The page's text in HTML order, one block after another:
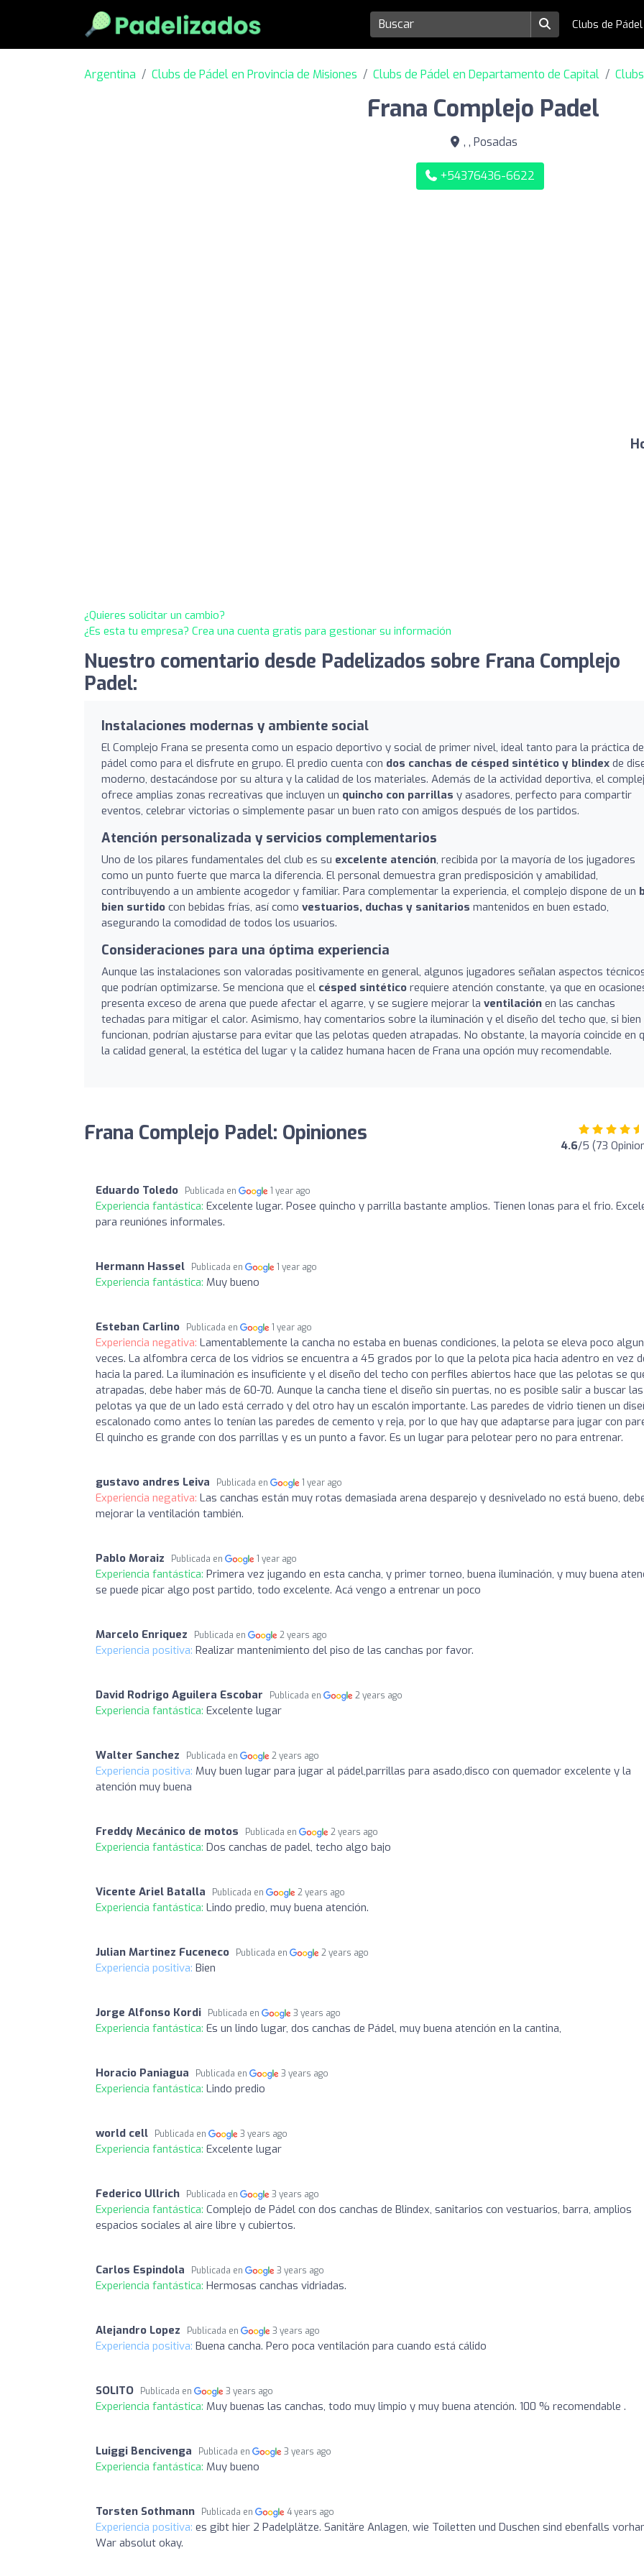
Clubs de Pádel
Argentina Clubs de Pádel en Provincia de Misiones Clubs de Pádel en Departamento de Capital
Frana Complejo Padel
, , Posadas
+54376436-6622
¿Quieres solicitar un cambio?
¿Es esta tu empresa? Crea una cuenta gratis para gestionar su información
Nuestro comentario desde Padelizados sobre Frana Complejo
Padel:
Instalaciones modernas y ambiente social
El Complejo Frana se presenta como un espacio deportivo y social de primer nivel, ideal tanto para la práctica
pádel como para el disfrute en grupo. El predio cuenta con dos canchas de césped sintético y blindex de
moderno, destacándose por su altura y la calidad de los materiales. Además de la actividad deportiva, el
ofrece amplias zonas recreativas que incluyen un quincho con parrillas y asadores, perfecto para compartir
eventos, celebrar victorias o simplemente pasar un buen rato con amigos después de los partidos.
Atención personalizada y servicios complementarios
Uno de los pilares fundamentales del club es su excelente atención, recibida por la mayoría de los jugadores
como un punto fuerte que marca la diferencia. El personal demuestra gran predisposición y amabilidad,
contribuyendo a un ambiente acogedor y familiar. Para complementar la experiencia, el complejo dispone de un
bien surtido con bebidas frías, así como vestuarios, duchas y sanitarios mantenidos en buen estado,
asegurando la comodidad de todos los usuarios.
Consideraciones para una óptima experiencia
Aunque las instalaciones son valoradas positivamente en general, algunos jugadores señalan aspectos
que podrían optimizarse. Se menciona que el césped sintético requiere atención constante, ya que en
presenta exceso de arena que puede afectar el agarre, y se sugiere mejorar la ventilación en las canchas
techadas para mitigar el calor. Asimismo, hay comentarios sobre la iluminación y el diseño del techo que, si bien
funcionan, podrían ajustarse para evitar que las pelotas queden atrapadas. No obstante, la mayoría coincide en
la calidad general, la estética del lugar y la calidez humana hacen de Frana una opción muy recomendable.
Frana Complejo Padel: Opiniones 4.6/5 (73
Eduardo Toledo Publicada en 1 year ago
Experiencia fantástica: Excelente lugar. Posee quincho y parrilla bastante amplios. Tienen lonas para el frio.
para reuniónes informales.
Hermann Hassel Publicada en 1 year ago
Experiencia fantástica: Muy bueno
Esteban Carlino Publicada en 1 year ago
Experiencia negativa: Lamentablemente la cancha no estaba en buenas condiciones, la pelota se eleva poco
veces. La alfombra cerca de los vidrios se encuentra a 45 grados por lo que la pelota pica hacia adentro en vez
hacia la pared. La iluminación es insuficiente y el diseño del techo con perfiles abiertos hace que las pelotas se
atrapadas, debe haber más de 60-70. Aunque la cancha tiene el diseño sin puertas, no es posible salir a buscar las
pelotas ya que de un lado está cerrado y del otro hay un escalón importante. Las paredes de vidrio tienen un
escalonado como antes lo tenían las paredes de cemento y reja, por lo que hay que adaptarse para jugar con
El quincho es grande con dos parrillas y es un punto a favor. Es un lugar para pelotear pero no para entrenar.
gustavo andres Leiva Publicada en 1 year ago
Experiencia negativa: Las canchas están muy rotas demasiada arena desparejo y desnivelado no está bueno,
mejorar la ventilación también.
Pablo Moraiz Publicada en 1 year ago
Experiencia fantástica: Primera vez jugando en esta cancha, y primer torneo, buena iluminación, y muy buena
se puede picar algo post partido, todo excelente. Acá vengo a entrenar un poco
Marcelo Enriquez Publicada en 2 years ago
Experiencia positiva: Realizar mantenimiento del piso de las canchas por favor.
David Rodrigo Aguilera Escobar Publicada en 2 years ago
Experiencia fantástica: Excelente lugar
Walter Sanchez Publicada en 2 years ago
Experiencia positiva: Muy buen lugar para jugar al pádel,parrillas para asado,disco con quemador excelente y la
atención muy buena
Freddy Mecánico de motos Publicada en 2 years ago
Experiencia fantástica: Dos canchas de padel, techo algo bajo
Vicente Ariel Batalla Publicada en 2 years ago
Experiencia fantástica: Lindo predio, muy buena atención.
Julian Martinez Fuceneco Publicada en 2 years ago
Experiencia positiva: Bien
Jorge Alfonso Kordi Publicada en 3 years ago
Experiencia fantástica: Es un lindo lugar, dos canchas de Pádel, muy buena atención en la cantina,
Horacio Paniagua Publicada en 3 years ago
Experiencia fantástica: Lindo predio
world cell Publicada en 3 years ago
Experiencia fantástica: Excelente lugar
Federico Ullrich Publicada en 3 years ago
Experiencia fantástica: Complejo de Pádel con dos canchas de Blindex, sanitarios con vestuarios, barra, amplios
espacios sociales al aire libre y cubiertos.
Carlos Espindola Publicada en 3 years ago
Experiencia fantástica: Hermosas canchas vidriadas.
Alejandro Lopez Publicada en 3 years ago
Experiencia positiva: Buena cancha. Pero poca ventilación para cuando está cálido
SOLITO Publicada en 3 years ago
Experiencia fantástica: Muy buenas las canchas, todo muy limpio y muy buena atención. 100 % recomendable .
Luiggi Bencivenga Publicada en 3 years ago
Experiencia fantástica: Muy bueno
Torsten Sothmann Publicada en 4 years ago
Experiencia positiva: es gibt hier 2 Padelplätze. Sanitäre Anlagen, wie Toiletten und Duschen sind ebenfalls
War absolut okay.